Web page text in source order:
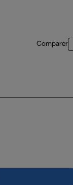
Comparer